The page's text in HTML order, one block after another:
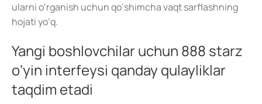
ularni o‘rganish uchun qo‘shimcha vaqt sarflashning
hojati yo‘q.
Yangi boshlovchilar uchun 888 starz
o‘yin interfeysi qanday qulayliklar
taqdim etadi